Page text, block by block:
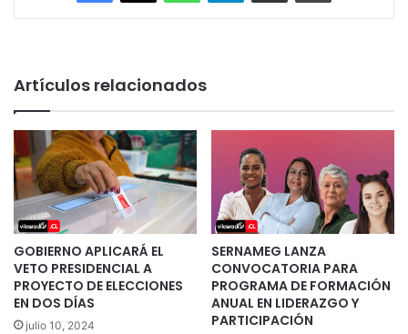
Artículos relacionados
GOBIERNO APLICARÁ EL
VETO PRESIDENCIAL A
PROYECTO DE ELECCIONES
EN DOS DÍAS
julio 10, 2024
SERNAMEG LANZA
CONVOCATORIA PARA
PROGRAMA DE FORMACIÓN
ANUAL EN LIDERAZGO Y
PARTICIPACIÓN